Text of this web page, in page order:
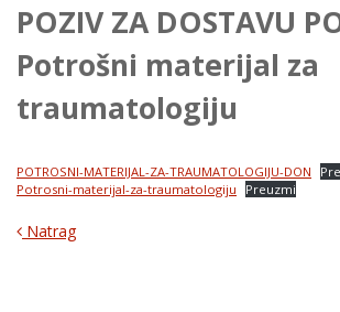
POZIV ZA DOSTAVU
Potrošni materijal za
traumatologiju
POTROSNI-MATERIJAL-ZA-TRAUMATOLOGIJU-DON
Potrosni-materijal-za-traumatologiju
Preuzmi
Natrag